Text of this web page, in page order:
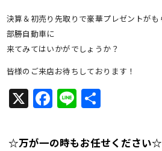
決算＆初売り先取りで豪華プレゼントが
部勝自動車に
来てみてはいかがでしょうか？
皆様のご来店お待ちしております！
X Facebook
Line共
☆万が一の時もお任せください☆